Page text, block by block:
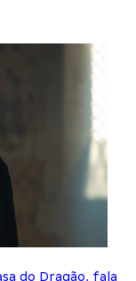
do Dragão, fala